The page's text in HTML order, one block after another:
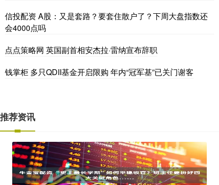
信投配资 A股：又是套路？要套住散户了？下周大盘指数还
会4000点吗
点点策略网 英国副首相安杰拉·雷纳宣布辞职
钱掌柜 多只QDII基金开启限购 年内“冠军基”已关门谢客
推荐资讯